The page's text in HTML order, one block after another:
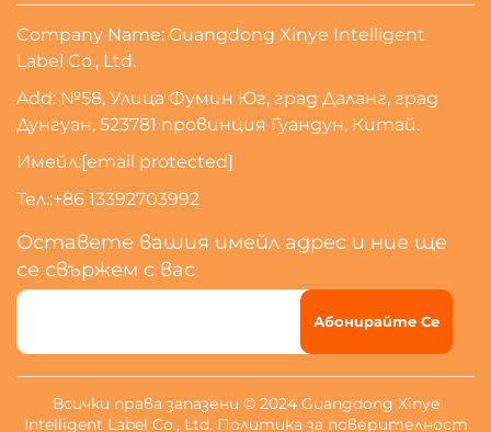
Company Name: Guangdong Xinye Intelligent
Label Co., Ltd.
Add: №58, Улица Фумин Юг, град Даланг, град
Дунгуан, 523781 провинция Гуандун, Китай.
Имейл:[email protected]
Тел.:+86 13392703992
Оставете вашия имейл адрес и ние ще
се свържем с вас
Абонирайте Се
Всички права запазени © 2024 Guangdong Xinye
Intelligent Label Co., Ltd. Политика за поверителност